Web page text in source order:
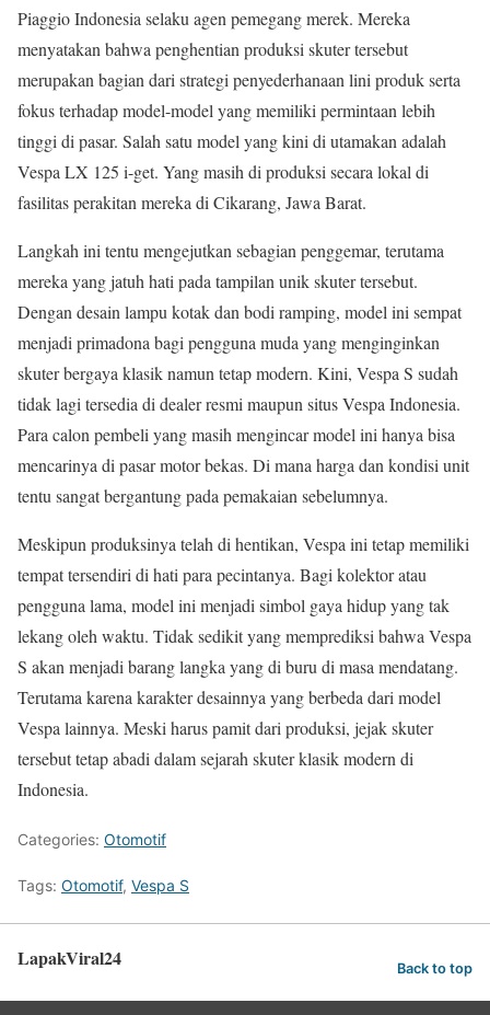
Piaggio Indonesia selaku agen pemegang merek. Mereka
menyatakan bahwa penghentian produksi skuter tersebut
merupakan bagian dari strategi penyederhanaan lini produk serta
fokus terhadap model-model yang memiliki permintaan lebih
tinggi di pasar. Salah satu model yang kini di utamakan adalah
Vespa LX 125 i-get. Yang masih di produksi secara lokal di
fasilitas perakitan mereka di Cikarang, Jawa Barat.
Langkah ini tentu mengejutkan sebagian penggemar, terutama
mereka yang jatuh hati pada tampilan unik skuter tersebut.
Dengan desain lampu kotak dan bodi ramping, model ini sempat
menjadi primadona bagi pengguna muda yang menginginkan
skuter bergaya klasik namun tetap modern. Kini, Vespa S sudah
tidak lagi tersedia di dealer resmi maupun situs Vespa Indonesia.
Para calon pembeli yang masih mengincar model ini hanya bisa
mencarinya di pasar motor bekas. Di mana harga dan kondisi unit
tentu sangat bergantung pada pemakaian sebelumnya.
Meskipun produksinya telah di hentikan, Vespa ini tetap memiliki
tempat tersendiri di hati para pecintanya. Bagi kolektor atau
pengguna lama, model ini menjadi simbol gaya hidup yang tak
lekang oleh waktu. Tidak sedikit yang memprediksi bahwa Vespa
S akan menjadi barang langka yang di buru di masa mendatang.
Terutama karena karakter desainnya yang berbeda dari model
Vespa lainnya. Meski harus pamit dari produksi, jejak skuter
tersebut tetap abadi dalam sejarah skuter klasik modern di
Indonesia.
Categories: Otomotif
Tags: Otomotif, Vespa S
LapakViral24 Back to top